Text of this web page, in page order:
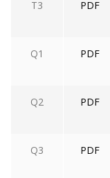
T3 PDF
Q1 PDF
Q2 PDF
Q3 PDF